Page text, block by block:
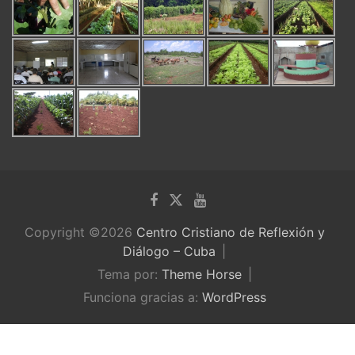
Copyright ©2026 Centro Cristiano de Reflexión y
Diálogo – Cuba
Tema por: Theme Horse
Funciona gracias a: WordPress